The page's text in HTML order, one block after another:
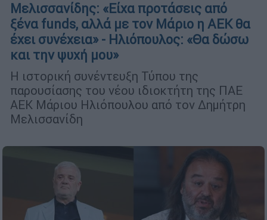
Μελισσανίδης: «Είχα προτάσεις από
ξένα funds, αλλά με τον Μάριο η ΑΕΚ θα
έχει συνέχεια» - Ηλιόπουλος: «Θα δώσω
και την ψυχή μου»
Η ιστορική συνέντευξη Τύπου της
παρουσίασης του νέου ιδιοκτήτη της ΠΑΕ
ΑΕΚ Μάριου Ηλιόπουλου από τον Δημήτρη
Μελισσανίδη